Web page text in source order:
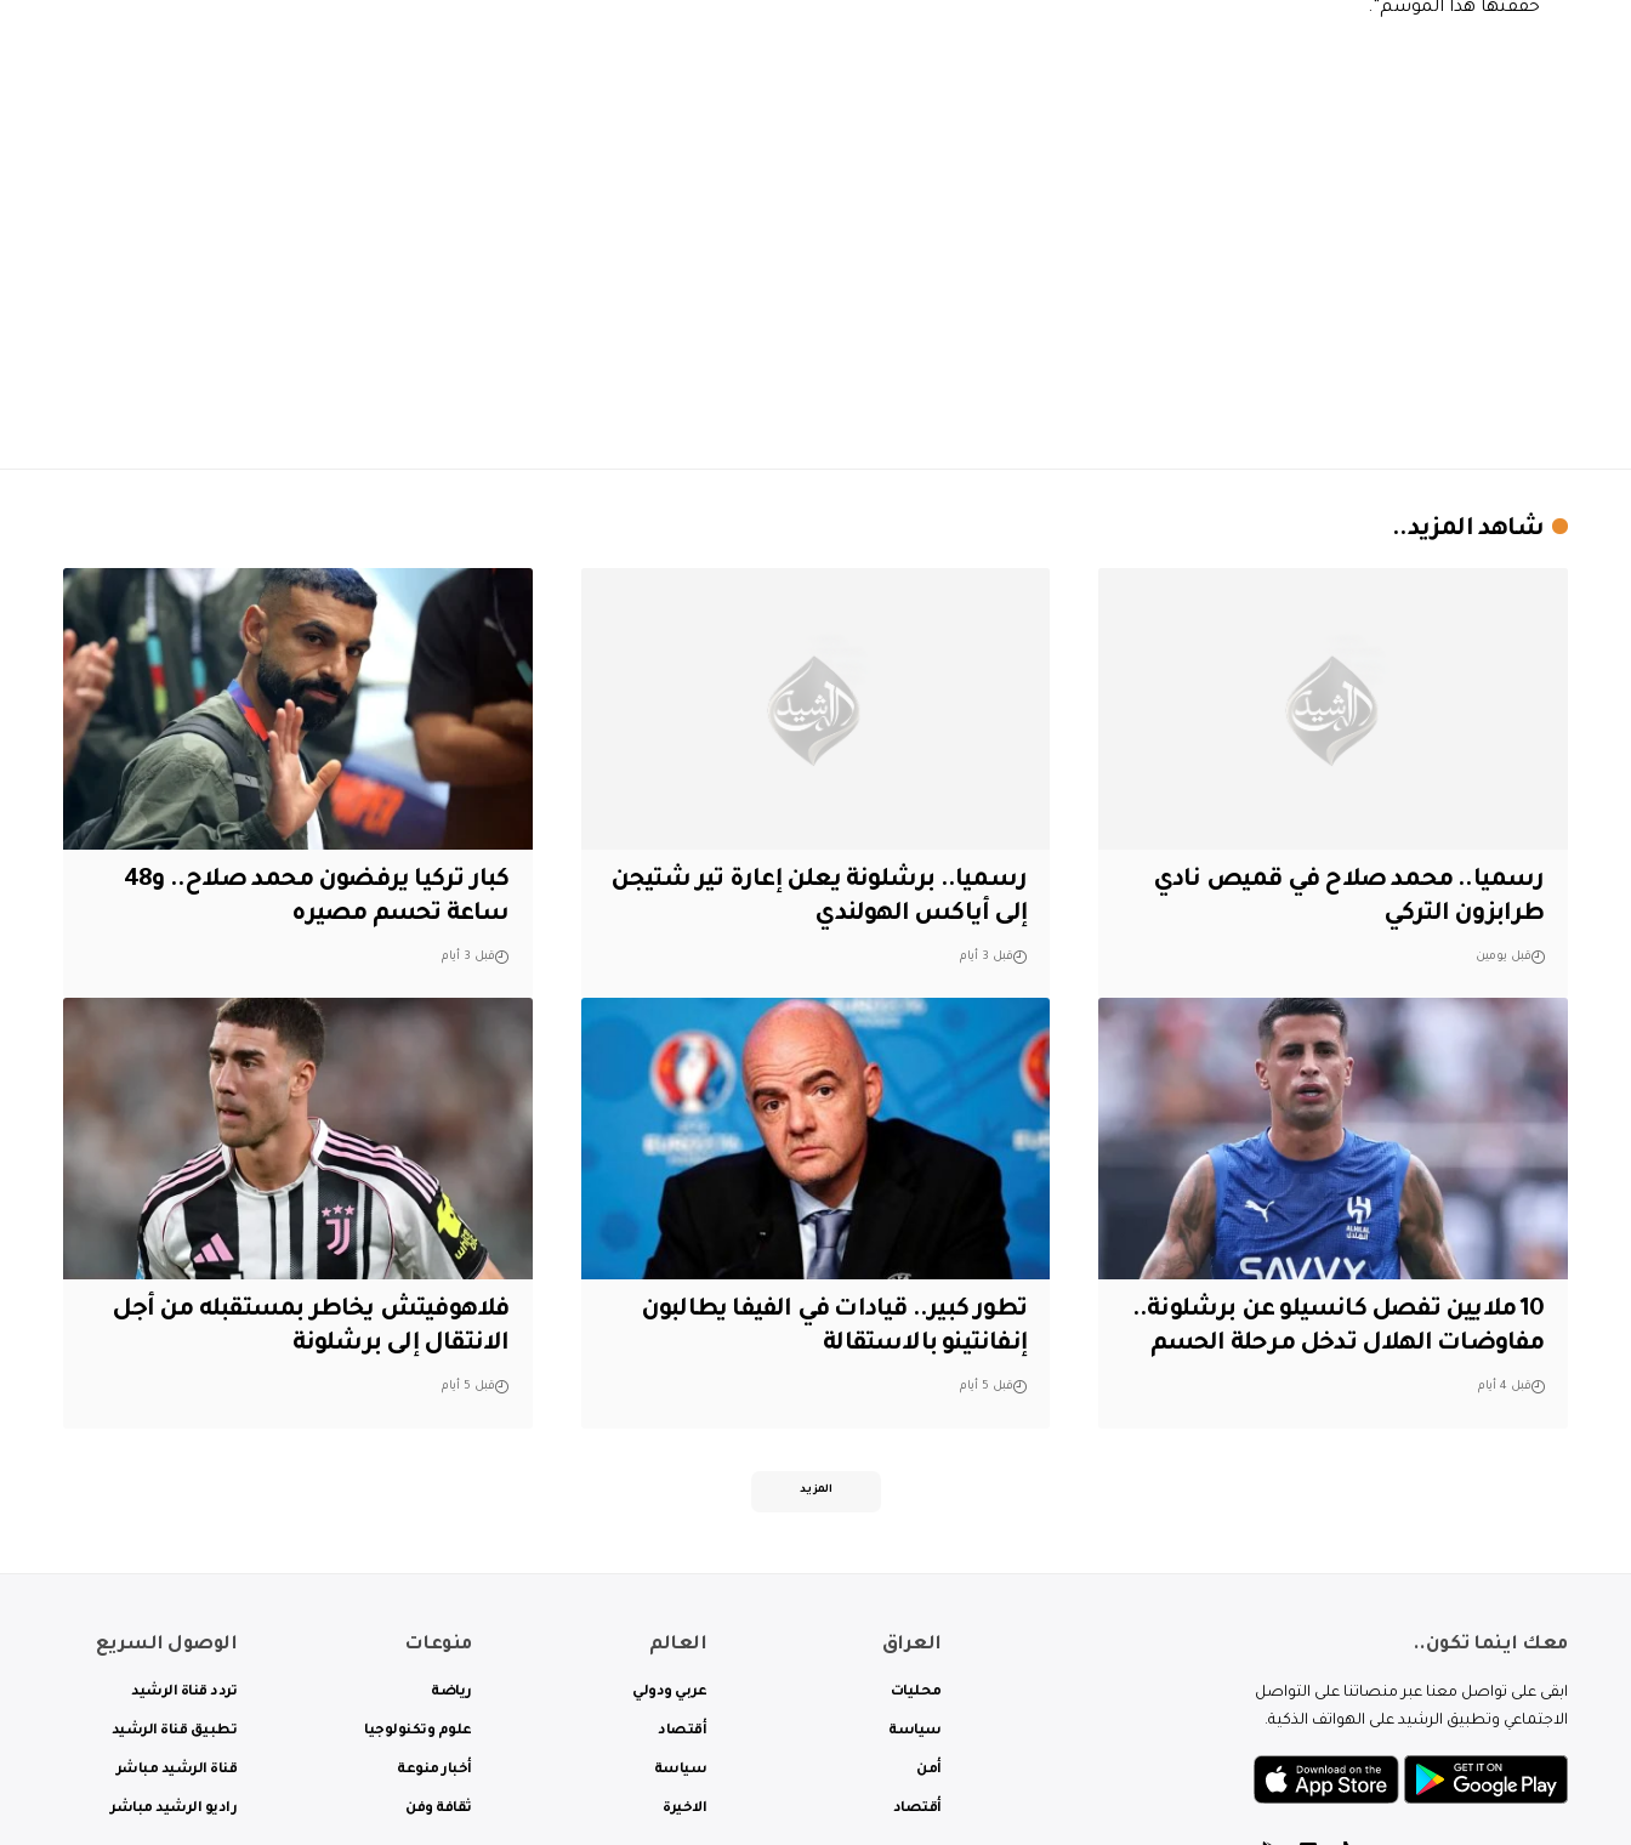
حققتها هذا الموسم”.
شاهد المزيد..
رسميا.. محمد صلاح في قميص نادي
طرابزون التركي
قبل يومين
رسميا.. برشلونة يعلن إعارة تير شتيجن
إلى أياكس الهولندي
قبل 3 أيام
كبار تركيا يرفضون محمد صلاح.. و48
ساعة تحسم مصيره
قبل 3 أيام
10 ملايين تفصل كانسيلو عن برشلونة..
مفاوضات الهلال تدخل مرحلة الحسم
قبل 4 أيام
تطور كبير.. قيادات في الفيفا يطالبون
إنفانتينو بالاستقالة
قبل 5 أيام
فلاهوفيتش يخاطر بمستقبله من أجل
الانتقال إلى برشلونة
قبل 5 أيام
المزيد
معك اينما تكون..
ابقى على تواصل معنا عبر منصاتنا على التواصل
الاجتماعي وتطبيق الرشيد على الهواتف الذكية.
العراق
محليات
سياسة
أمن
أقتصاد
العالم
عربي ودولي
أقتصاد
سياسة
الاخيرة
منوعات
رياضة
علوم وتكنولوجيا
أخبار منوعة
ثقافة وفن
الوصول السريع
تردد قناة الرشيد
تطبيق قناة الرشيد
قناة الرشيد مباشر
راديو الرشيد مباشر